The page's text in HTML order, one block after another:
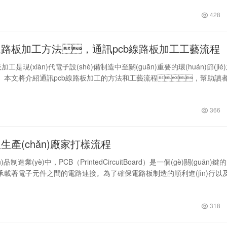
428
板加工方法，通訊pcb線路板加工工藝流程
工是現(xiàn)代電子設(shè)備制造中至關(guān)重要的環(huán)節
將介紹通訊pcb線路板加工的方法和工藝流程，幫助讀
366
產(chǎn)廠家打樣流程
品制造業(yè)中，PCB（PrintedCircuitBoard）是一個(gè)關(guān)鍵
著電子元件之間的電路連接。為了確保電路板制造的順利進(jìn)行以
318